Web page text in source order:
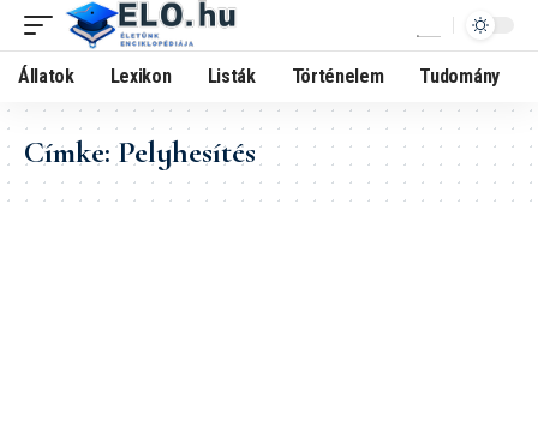
Állatok Lexikon Listák Történelem Tudomány
Címke:Pelyhesítés